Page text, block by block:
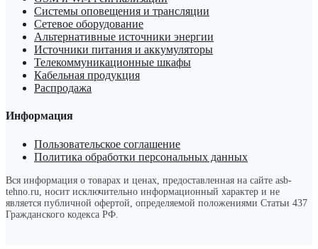
Системы оповещения и трансляции
Сетевое оборудование
Альтернативные источники энергии
Источники питания и аккумуляторы
Телекоммуникационные шкафы
Кабельная продукция
Распродажа
Информация
Пользовательское соглашение
Политика обработки персональных данных
Вся информация о товарах и ценах, предоставленная на сайте asb-
tehno.ru, носит исключительно информационный характер и не
является публичной офертой, определяемой положениями Статьи 437
Гражданского кодекса РФ.